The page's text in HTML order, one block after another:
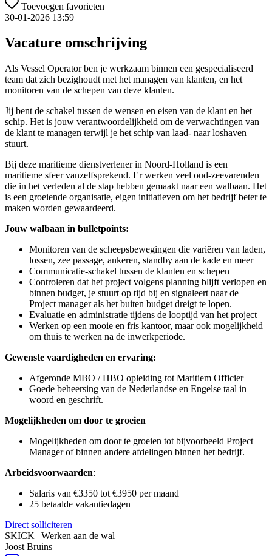
Toevoegen favorieten
30-01-2026 13:59
Vacature omschrijving
Als Vessel Operator ben je werkzaam binnen een gespecialiseerd
team dat zich bezighoudt met het managen van klanten, en het
monitoren van de schepen van deze klanten.
Jij bent de schakel tussen de wensen en eisen van de klant en het
schip. Het is jouw verantwoordelijkheid om de verwachtingen van
de klant te managen terwijl je het schip van laad- naar loshaven
stuurt.
Bij deze maritieme dienstverlener in Noord-Holland is een
maritieme sfeer vanzelfsprekend. Er werken veel oud-zeevarenden
die in het verleden al de stap hebben gemaakt naar een walbaan. Het
is een groeiende organisatie, eigen initiatieven om het bedrijf beter te
maken worden gewaardeerd.
Jouw walbaan in bulletpoints:
Monitoren van de scheepsbewegingen die variëren van laden,
lossen, zee passage, ankeren, standby aan de kade en meer
Communicatie-schakel tussen de klanten en schepen
Controleren dat het project volgens planning blijft verlopen en
binnen budget, je stuurt op tijd bij en signaleert naar de
Project manager als het buiten budget dreigt te lopen.
Evaluatie en administratie tijdens de looptijd van het project
Werken op een mooie en fris kantoor, maar ook mogelijkheid
om thuis te werken na de inwerkperiode.
Gewenste vaardigheden en ervaring:
Afgeronde MBO / HBO opleiding tot Maritiem Officier
Goede beheersing van de Nederlandse en Engelse taal in
woord en geschrift.
Mogelijkheden om door te groeien
Mogelijkheden om door te groeien tot bijvoorbeeld Project
Manager of binnen andere afdelingen binnen het bedrijf.
Arbeidsvoorwaarden:
Salaris van €3350 tot €3950 per maand
25 betaalde vakantiedagen
Direct solliciteren
SKICK | Werken aan de wal
Joost Bruins